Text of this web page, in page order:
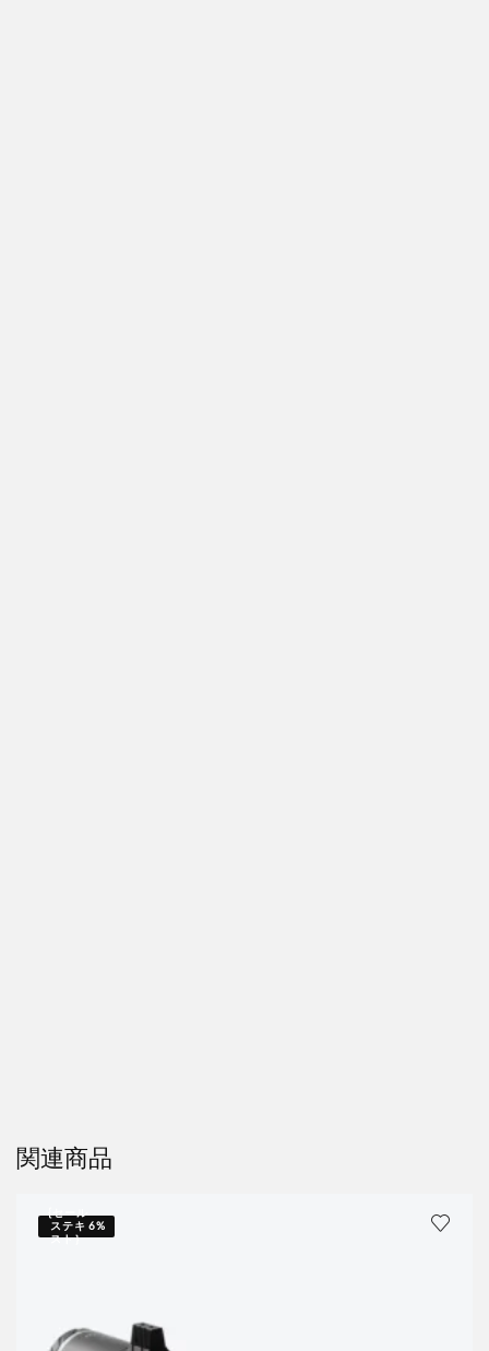
関連商品
{セール
ステキ
スト｝
6%